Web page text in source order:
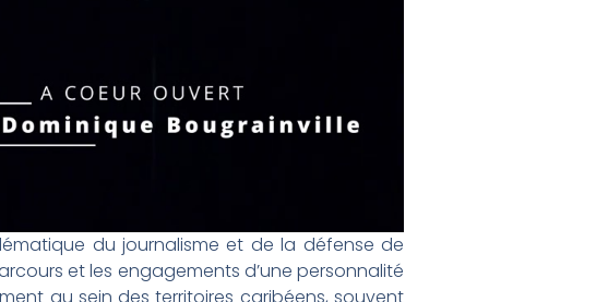
du journalisme et de la défense de
et les engagements d’une personnalité
au sein des territoires caribéens, souvent